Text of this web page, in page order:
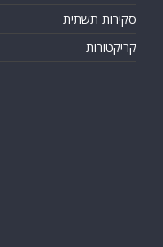
סקירות תשתית
קריקטורות